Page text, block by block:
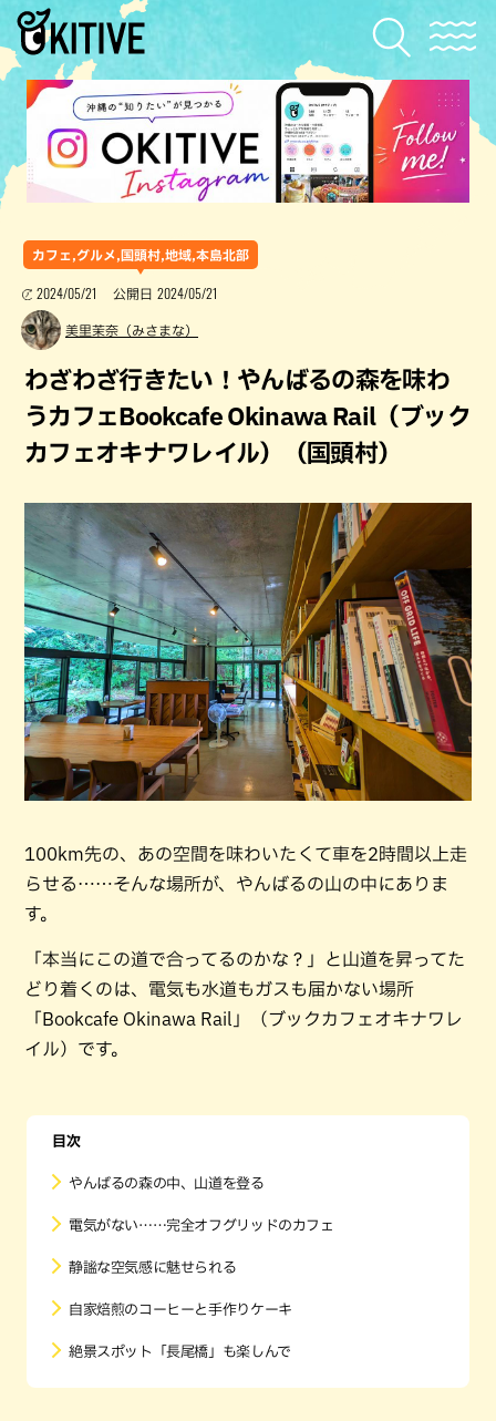
カフェ,グルメ,国頭村,地域,本島北部
2024/05/21 公開日 2024/05/21
美里茉奈（みさまな）
わざわざ行きたい！やんばるの森を味わ
うカフェBookcafe Okinawa Rail（ブック
カフェオキナワレイル）（国頭村）
100km先の、あの空間を味わいたくて車を2時間以上走
らせる……そんな場所が、やんばるの山の中にありま
す。
「本当にこの道で合ってるのかな？」と山道を昇ってた
どり着くのは、電気も水道もガスも届かない場所
「Bookcafe Okinawa Rail」（ブックカフェオキナワレ
イル）です。
目次
やんばるの森の中、山道を登る
電気がない……完全オフグリッドのカフェ
静謐な空気感に魅せられる
自家焙煎のコーヒーと手作りケーキ
絶景スポット「長尾橋」も楽しんで